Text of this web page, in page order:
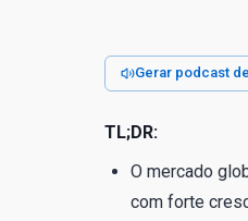
Gerar podcast
TL;DR:
O mercado
com forte